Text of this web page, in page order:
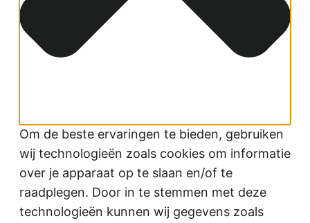
Om de beste ervaringen te bieden, gebruiken
wij technologieën zoals cookies om informatie
over je apparaat op te slaan en/of te
raadplegen. Door in te stemmen met deze
technologieën kunnen wij gegevens zoals